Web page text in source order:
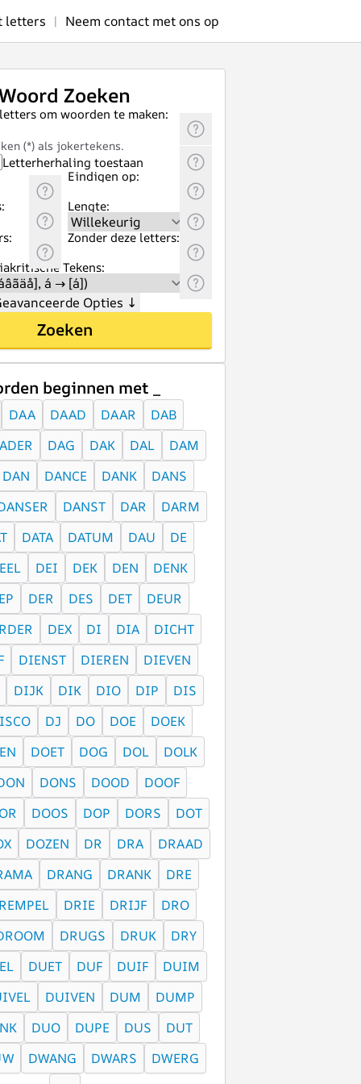
letters | Neem contact met ons op
Zoeken
om woorden te maken:
(*) als jokertekens.
Letterherhaling toestaan
Eindigen op:
Lengte:
Zonder deze letters:
Tekens:
Opties ↓
Zoeken
beginnen met _
DAA DAAD DAAR
DAB
DAG DAK DAL
DAM
DAN
DANCE DANK
DANS
DANST DAR
DARM
DATA DATUM DAU
DE
DEI DEK DEN
DENK
DER DES DET
DEUR
DEX DI DIA
DICHT
DIENST DIEREN
DIEVEN
DIJK
DIK DIO DIP
DIS
DJ DO DOE
DOEK
DOET DOG DOL
DOLK
DONS DOOD
DOOF
DOOS DOP DORS
DOT
DOZEN DR DRA
DRAAD
DRANG DRANK
DRE
DRIE DRIJF
DRO
DRUGS DRUK
DRY
DUET DUF DUIF
DUIM
DUIVEN DUM
DUMP
DUO DUPE DUS
DUT
DWANG DWARS
DWERG